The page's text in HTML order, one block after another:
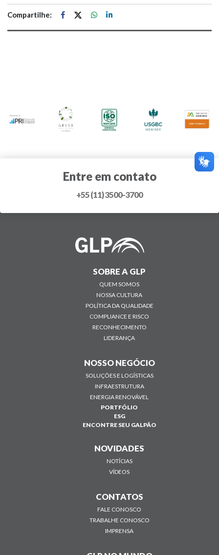
Compartilhe:
Entre em contato
+55 (11) 3500-3700
SOBRE A GLP
QUEM SOMOS
NOSSA CULTURA
POLÍTICA DA QUALIDADE
COMPLIANCE E RISCO
RECONHECIMENTO
LIDERANÇA
NOSSO NEGÓCIO
SOLUÇÕES E LOGÍSTICAS
INFRAESTRUTURA
ENERGIA RENOVÁVEL
PORTFÓLIO
ESG
ENCONTRE SEU GALPÃO
NOVIDADES
NOTÍCIAS
VÍDEOS
CONTATOS
FALE CONOSCO
TRABALHE CONOSCO
IMPRENSA